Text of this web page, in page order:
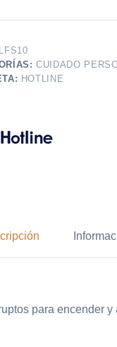
CUIDADO
HOTLINE
para encender y